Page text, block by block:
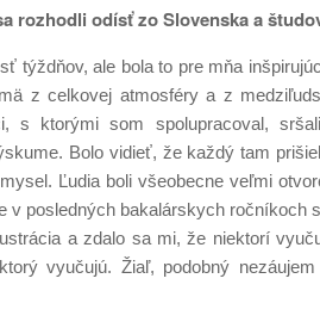
rozhodli odísť zo Slovenska a
týždňov, ale bola to pre mňa
z celkovej atmosféry a z
s ktorými som spolupracoval,
Bolo vidieť, že každý tam
Ľudia boli všeobecne veľmi
v posledných bakalárskych ročníkoch
a zdalo sa mi, že niektorí
vyučujú. Žiaľ, podobný